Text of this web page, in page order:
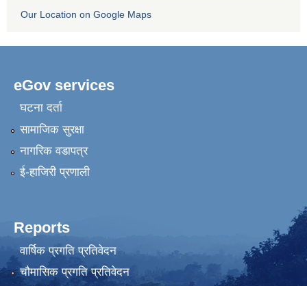
Our Location on Google Maps
eGov services
घटना दर्ता
सामाजिक सुरक्षा
नागरिक वडापत्र
ई-हाजिरी प्रणाली
Reports
वार्षिक प्रगति प्रतिवेदन
चौमासिक प्रगति प्रतिवेदन